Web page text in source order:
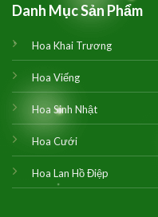
Danh Mục Sản Phẩm
Hoa Khai Trương
Hoa Viếng
Hoa Sinh Nhật
Hoa Cưới
Hoa Lan Hồ Điệp